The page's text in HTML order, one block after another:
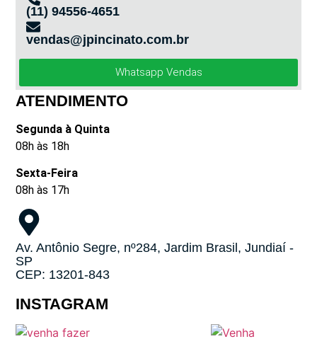
(11) 94556-4651
vendas@jpincinato.com.br
Whatsapp Vendas
ATENDIMENTO
Segunda à Quinta
08h às 18h
Sexta-Feira
08h às 17h
Av. Antônio Segre, nº284, Jardim Brasil, Jundiaí -
SP
CEP: 13201-843
INSTAGRAM